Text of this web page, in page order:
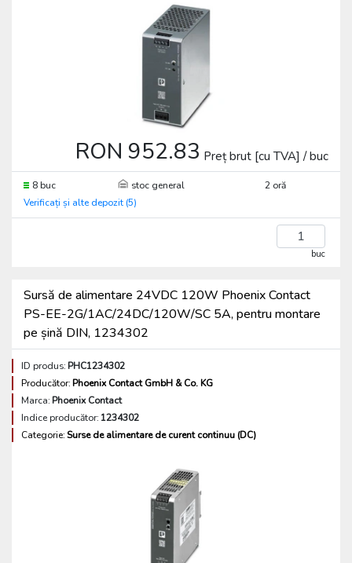
RON 952.83 Preț brut [cu TVA] / buc
8 buc stoc general
2 oră
Verificați și alte depozit (5)
buc
Sursă de alimentare 24VDC 120W Phoenix Contact
PS-EE-2G/1AC/24DC/120W/SC 5A, pentru montare
pe șină DIN, 1234302
ID produs:PHC1234302
Producător:Phoenix Contact GmbH & Co. KG
Marca:Phoenix Contact
Indice producător: 1234302
Categorie:Surse de alimentare de curent continuu (DC)